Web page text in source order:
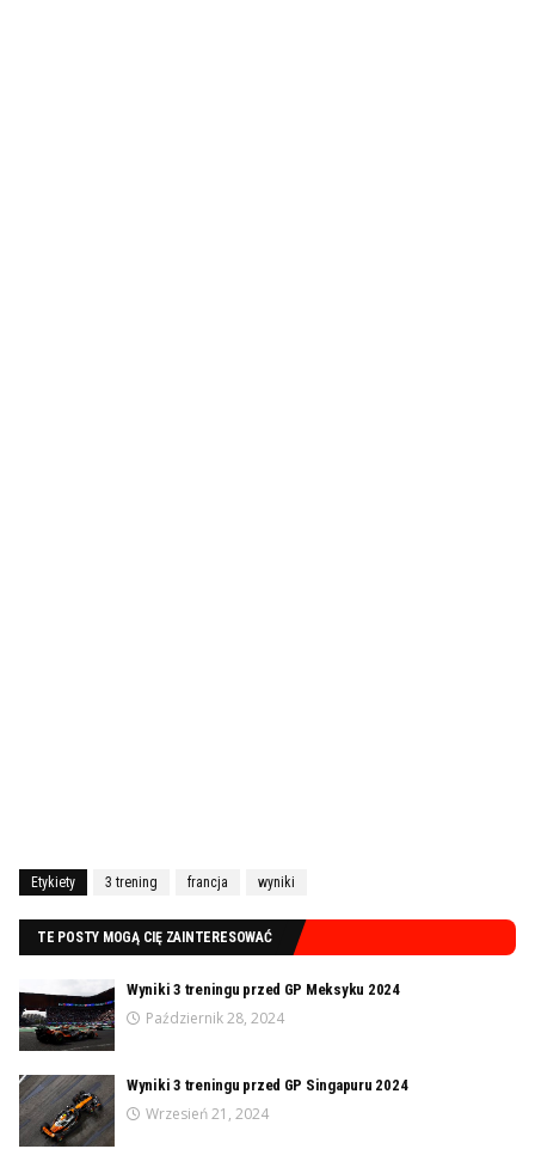
Etykiety 3 trening francja wyniki
TE POSTY MOGĄ CIĘ ZAINTERESOWAĆ
Wyniki 3 treningu przed GP Meksyku 2024
Październik 28, 2024
Wyniki 3 treningu przed GP Singapuru 2024
Wrzesień 21, 2024